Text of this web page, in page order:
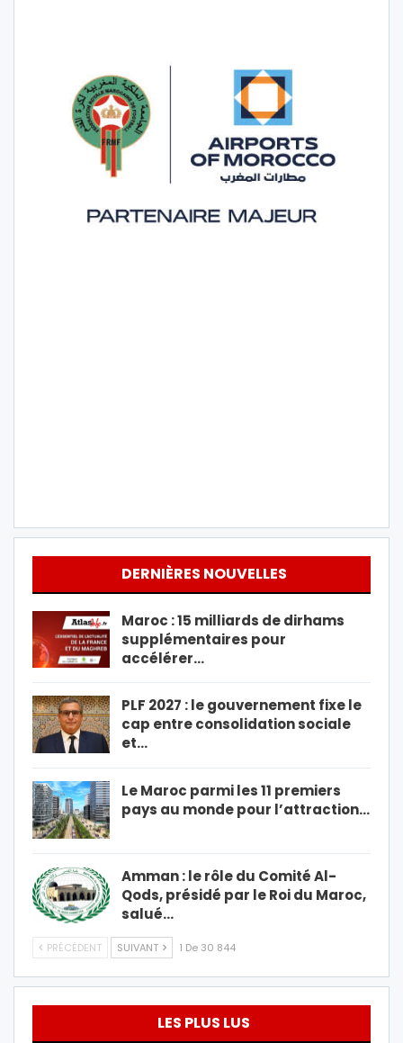
DERNIÈRES NOUVELLES
Maroc : 15 milliards de dirhams
supplémentaires pour
accélérer…
PLF 2027 : le gouvernement fixe le
cap entre consolidation sociale
et…
Le Maroc parmi les 11 premiers
pays au monde pour l’attraction…
Amman : le rôle du Comité Al-
Qods, présidé par le Roi du Maroc,
salué…
PRÉCÉDENT SUIVANT 1 De 30 844
LES PLUS LUS